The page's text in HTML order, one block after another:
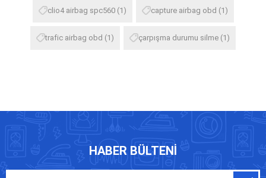
clio4 airbag spc560 (1) capture airbag obd (1)
trafic airbag obd (1) çarpışma durumu silme (1)
HABER BÜLTENI